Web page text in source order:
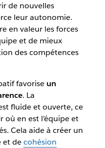
de nouvelles
leur autonomie.
en valeur les forces
et de mieux
des compétences
favorise un
. La
fluide et ouverte, ce
où en est l’équipe et
Cela aide à créer un
et decohésion